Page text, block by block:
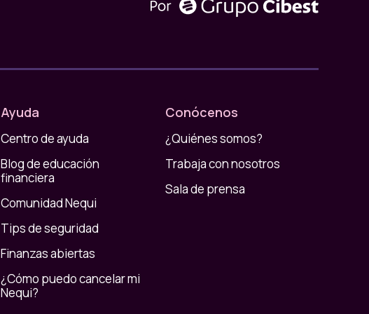
Ayuda
Centro de ayuda
Blog de educación
financiera
Comunidad Nequi
Tips de seguridad
Finanzas abiertas
¿Cómo puedo cancelar mi
Nequi?
Conócenos
¿Quiénes somos?
Trabaja con nosotros
Sala de prensa